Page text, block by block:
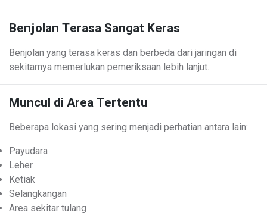
Benjolan Terasa Sangat Keras
Benjolan yang terasa keras dan berbeda dari jaringan di
sekitarnya memerlukan pemeriksaan lebih lanjut.
Muncul di Area Tertentu
Beberapa lokasi yang sering menjadi perhatian antara lain:
Payudara
Leher
Ketiak
Selangkangan
Area sekitar tulang